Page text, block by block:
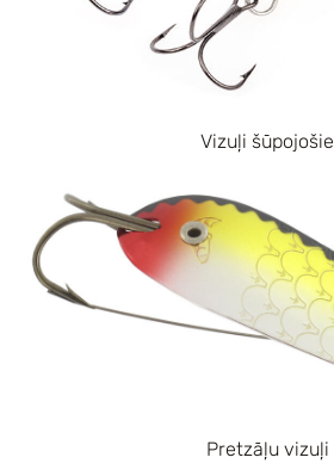
Vizuļi šūpojošie
Pretzāļu vizuļi